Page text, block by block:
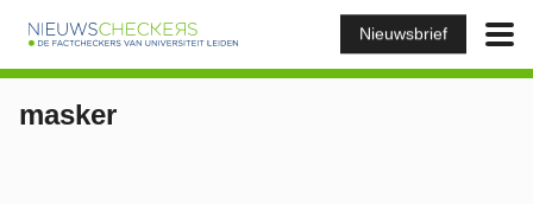
Nieuwsbrief
masker